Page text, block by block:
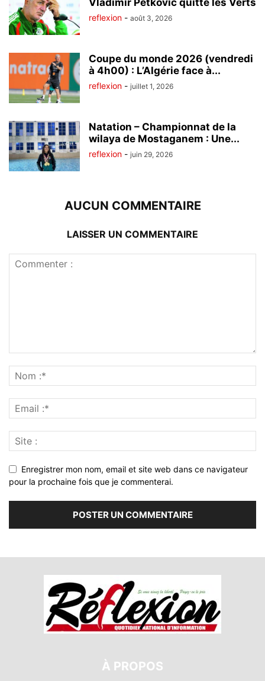
Vladimir Petkovic quitte les Verts
reflexion - août 3, 2026
Coupe du monde 2026 (vendredi
à 4h00) : L’Algérie face à...
reflexion - juillet 1, 2026
Natation – Championnat de la
wilaya de Mostaganem : Une...
reflexion - juin 29, 2026
AUCUN COMMENTAIRE
LAISSER UN COMMENTAIRE
Enregistrer mon nom, email et site web dans ce navigateur
pour la prochaine fois que je commenterai.
À PROPOS